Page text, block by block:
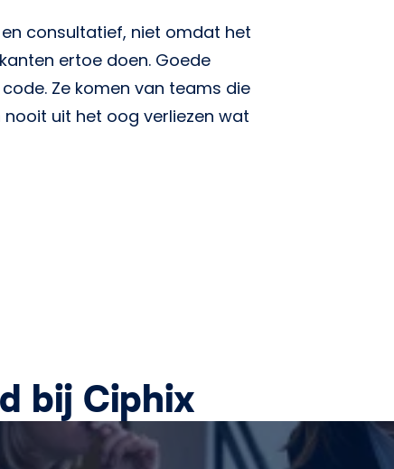
consultatief, niet omdat het
ertoe doen. Goede
Ze komen van teams die
uit het oog verliezen wat
bij Ciphix